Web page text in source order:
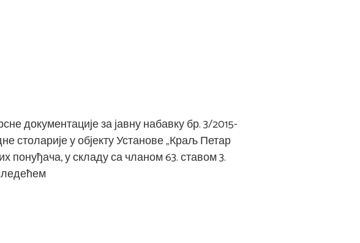
документације за јавну набавку бр. 3/2015-
у објекту Установе „Краљ Петар
понуђача, у складу са чланом 63. ставом 3.